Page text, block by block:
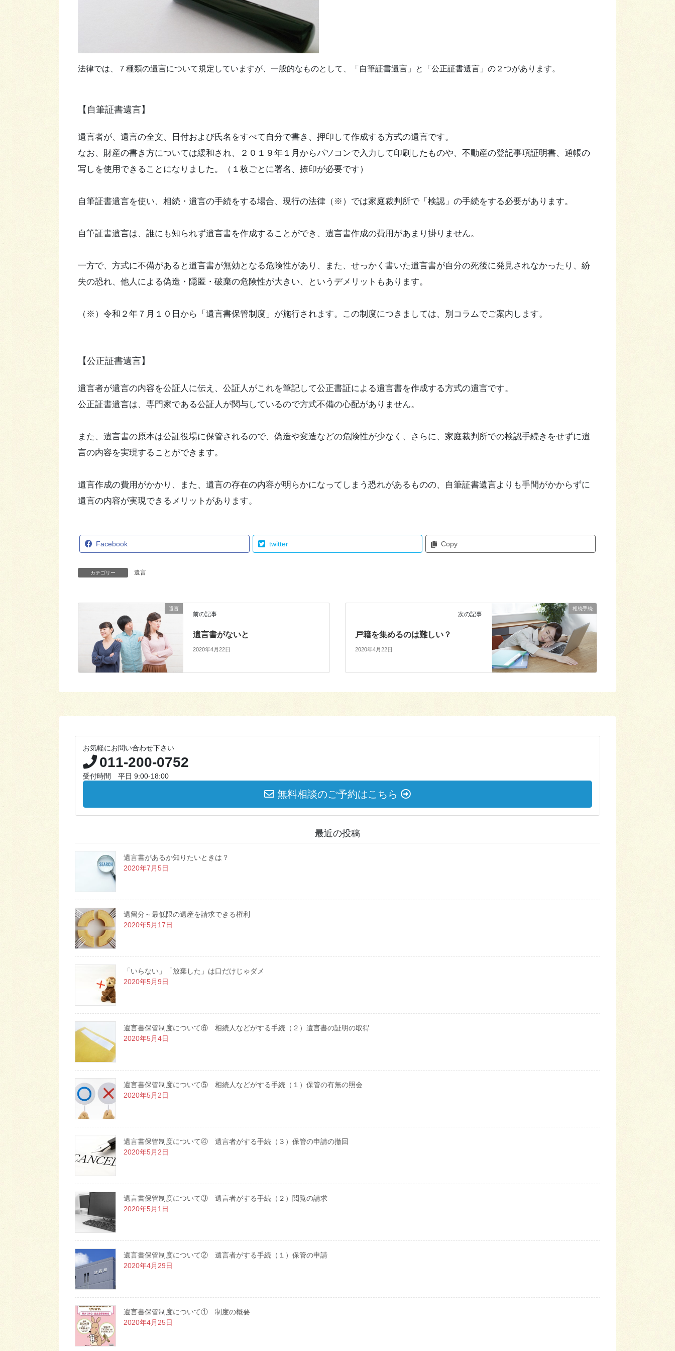
法律では、７種類の遺言について規定していますが、一般的なものとして、「自筆証書遺言」と「公正証書遺言」の２つがあります。
【自筆証書遺言】
遺言者が、遺言の全文、日付および氏名をすべて自分で書き、押印して作成する方式の遺言です。
なお、財産の書き方については緩和され、２０１９年１月からパソコンで入力して印刷したものや、不動産の登記事項証明書、通帳の
写しを使用できることになりました。（１枚ごとに署名、捺印が必要です）
自筆証書遺言を使い、相続・遺言の手続をする場合、現行の法律（※）では家庭裁判所で「検認」の手続をする必要があります。
自筆証書遺言は、誰にも知られず遺言書を作成することができ、遺言書作成の費用があまり掛りません。
一方で、方式に不備があると遺言書が無効となる危険性があり、また、せっかく書いた遺言書が自分の死後に発見されなかったり、紛
失の恐れ、他人による偽造・隠匿・破棄の危険性が大きい、というデメリットもあります。
（※）令和２年７月１０日から「遺言書保管制度」が施行されます。この制度につきましては、別コラムでご案内します。
【公正証書遺言】
遺言者が遺言の内容を公証人に伝え、公証人がこれを筆記して公正書証による遺言書を作成する方式の遺言です。
公正証書遺言は、専門家である公証人が関与しているので方式不備の心配がありません。
また、遺言書の原本は公証役場に保管されるので、偽造や変造などの危険性が少なく、さらに、家庭裁判所での検認手続きをせずに遺
言の内容を実現することができます。
遺言作成の費用がかかり、また、遺言の存在の内容が明らかになってしまう恐れがあるものの、自筆証書遺言よりも手間がかからずに
遺言の内容が実現できるメリットがあります。
Facebook twitter Copy
カテゴリー 遺言
遺言
前の記事
遺言書がないと
2020年4月22日
相続手続
次の記事
戸籍を集めるのは難しい？
2020年4月22日
お気軽にお問い合わせ下さい
011-200-0752
受付時間 平日 9:00-18:00
無料相談のご予約はこちら
最近の投稿
遺言書があるか知りたいときは？
2020年7月5日
遺留分～最低限の遺産を請求できる権利
2020年5月17日
「いらない」「放棄した」は口だけじゃダメ
2020年5月9日
遺言書保管制度について⑥ 相続人などがする手続（２）遺言書の証明の取得
2020年5月4日
遺言書保管制度について⑤ 相続人などがする手続（１）保管の有無の照会
2020年5月2日
遺言書保管制度について④ 遺言者がする手続（３）保管の申請の撤回
2020年5月2日
遺言書保管制度について③ 遺言者がする手続（２）閲覧の請求
2020年5月1日
遺言書保管制度について② 遺言者がする手続（１）保管の申請
2020年4月29日
遺言書保管制度について① 制度の概要
2020年4月25日